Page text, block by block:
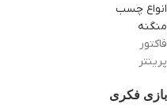
انواع چسب
منگنه
فاکتور
پرینتر
بازی فکری